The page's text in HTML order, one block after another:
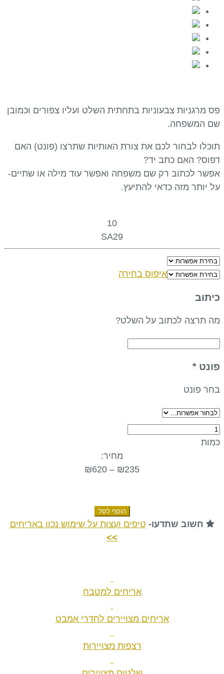
פס מרגניות צבעוניות בתחתית השלט ועליו צפורים וכמובן
שם המשפחה.
תוכלו לבחור לכם את צורת האותיות שתרצו (פונט) האם
דפוס? האם כתב יד?
אפשר לכתוב רק שם משפחה ואפשר עוד מילה או שתיים-
על יותר מזה כדאי להתיעץ.
10
SA29
איפוס בחירה
כיתוב
מה תרצה לכתוב על השלט?
פונט*
בחר פונט
שלט-
פס
כמות
מחיר:
₪235
–
₪620
הוסף לסל
חשוב שתדעו- טיפים ועצות על שימוש נכון באריחים
>>
אריחים למטבח
אריחים מצויירים לחדרי אמבט
רצפות מצויירות